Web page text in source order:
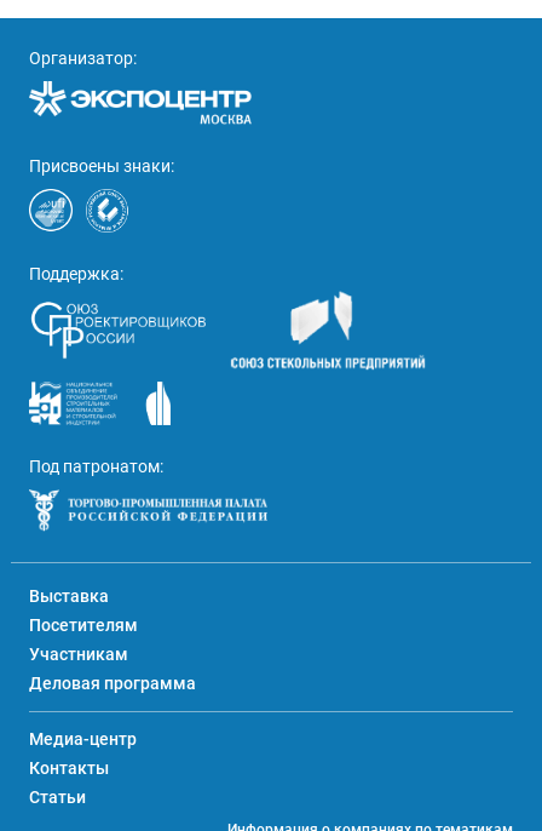
Организатор:
Присвоены знаки:
Поддержка:
Под патронатом:
Выставка
Посетителям
Участникам
Деловая программа
Медиа-центр
Контакты
Статьи